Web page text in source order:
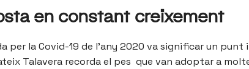
en constant creixement
per la Covid-19 de l’any 2020 va significar un
Talavera recorda el pes que van adoptar a